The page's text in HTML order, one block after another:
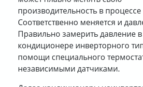
производительность в
Соответственно меняется и
Правильно замерить давление в
кондиционере инверторного
помощи специального
независимыми датчиками.